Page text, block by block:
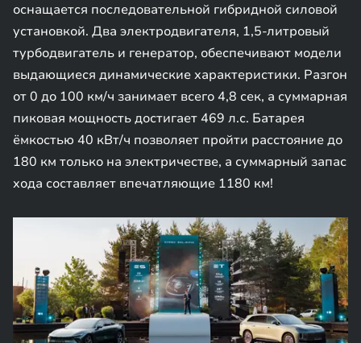
оснащается последовательной гибридной силовой
установкой. Два электродвигателя, 1,5-литровый
турбодвигатель и генератор, обеспечивают модели
выдающиеся динамические характеристики. Разгон
от 0 до 100 км/ч занимает всего 4,8 сек, а суммарная
пиковая мощность достигает 469 л.с. Батарея
ёмкостью 40 кВт/ч позволяет пройти расстояние до
180 км только на электричестве, а суммарный запас
хода составляет впечатляющие 1180 км!